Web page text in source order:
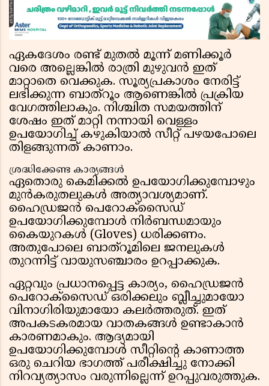
ഏകദേശം രണ്ട് മുതൽ മൂന്ന് മണിക്കൂർ
വരെ അല്ലെങ്കിൽ രാത്രി മുഴുവൻ ഇത്
മാറ്റാതെ വെക്കുക. സൂര്യപ്രകാശം നേരിട്ട്
ലഭിക്കുന്ന ബാത്റൂം ആണെങ്കിൽ പ്രക്രിയ
വേഗത്തിലാകും. നിശ്ചിത സമയത്തിന്
ശേഷം ഇത് മാറ്റി നന്നായി വെള്ളം
ഉപയോഗിച്ച് കഴുകിയാൽ സീറ്റ് പഴയപോലെ
തിളങ്ങുന്നത് കാണാം.
ശ്രദ്ധിക്കേണ്ട കാര്യങ്ങൾ
ഏതൊരു കെമിക്കൽ ഉപയോഗിക്കുമ്പോഴും
മുൻകരുതലുകൾ അത്യാവശ്യമാണ്.
ഹൈഡ്രജൻ പെറോക്സൈഡ്
ഉപയോഗിക്കുമ്പോൾ നിർബന്ധമായും
കൈയുറകൾ (Gloves) ധരിക്കണം.
അതുപോലെ ബാത്റൂമിലെ ജനലുകൾ
തുറന്നിട്ട് വായുസഞ്ചാരം ഉറപ്പാക്കുക.
ഏറ്റവും പ്രധാനപ്പെട്ട കാര്യം, ഹൈഡ്രജൻ
പെറോക്സൈഡ് ഒരിക്കലും ബ്ലീച്ചുമായോ
വിനാഗിരിയുമായോ കലർത്തരുത്. ഇത്
അപകടകരമായ വാതകങ്ങൾ ഉണ്ടാകാൻ
കാരണമാകും. ആദ്യമായി
ഉപയോഗിക്കുമ്പോൾ സീറ്റിന്റെ കാണാത്ത
ഒരു ചെറിയ ഭാഗത്ത് പരീക്ഷിച്ചു നോക്കി
നിറവ്യത്യാസം വരുന്നില്ലെന്ന് ഉറപ്പുവരുത്തുക.